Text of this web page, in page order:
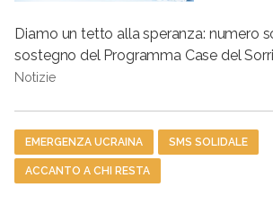
Diamo un tetto alla speranza: numero
sostegno del Programma Case del
Notizie
Tag
EMERGENZA UCRAINA SMS SOLIDALE
ACCANTO A CHI RESTA